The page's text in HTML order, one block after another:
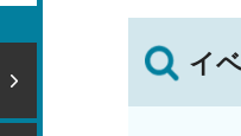
イ